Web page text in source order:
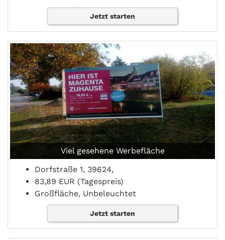
Jetzt starten
Viel gesehene Werbefläche
Dorfstraße 1, 39624,
83,89 EUR (Tagespreis)
Großfläche, Unbeleuchtet
Jetzt starten